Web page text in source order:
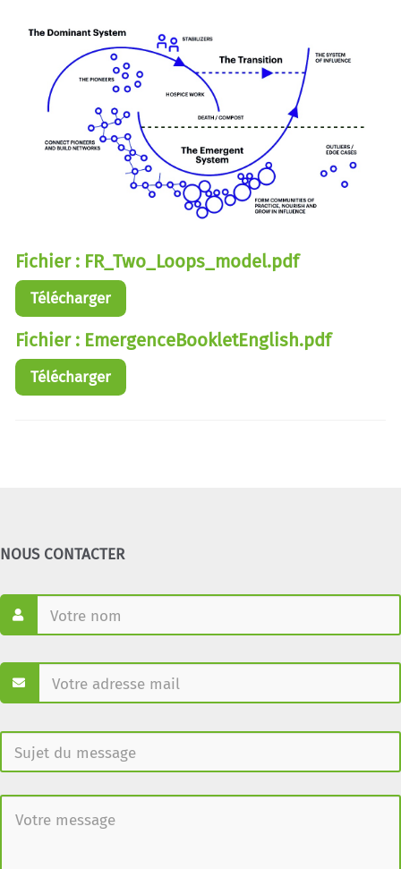
Fichier : FR_Two_Loops_model.pdf
Télécharger
Fichier : EmergenceBookletEnglish.pdf
Télécharger
NOUS CONTACTER